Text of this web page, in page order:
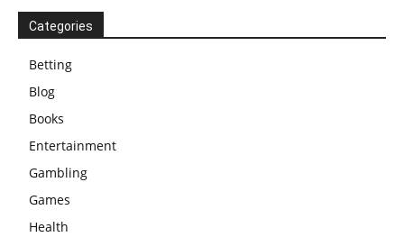
Categories
Betting
Blog
Books
Entertainment
Gambling
Games
Health